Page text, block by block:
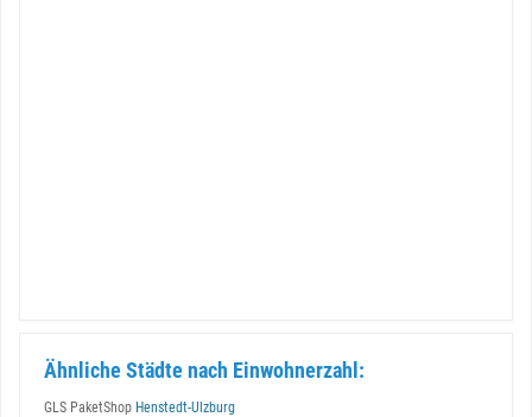
Ähnliche Städte nach Einwohnerzahl:
GLS PaketShop Henstedt-Ulzburg